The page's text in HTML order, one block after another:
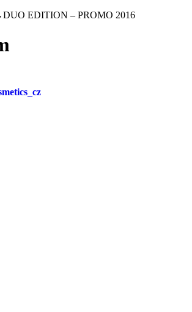
DUO EDITION – PROMO 2016